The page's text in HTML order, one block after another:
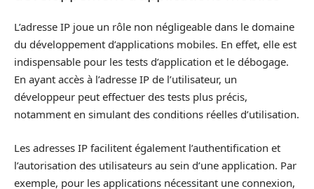
L’adresse IP joue un rôle non négligeable dans le domaine
du développement d’applications mobiles. En effet, elle est
indispensable pour les tests d’application et le débogage.
En ayant accès à l’adresse IP de l’utilisateur, un
développeur peut effectuer des tests plus précis,
notamment en simulant des conditions réelles d’utilisation.
Les adresses IP facilitent également l’authentification et
l’autorisation des utilisateurs au sein d’une application. Par
exemple, pour les applications nécessitant une connexion,